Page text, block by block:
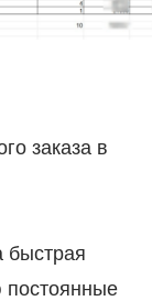
заказа в
быстрая